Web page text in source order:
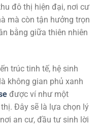
đô thị hiện đại, nơi cư
mà còn tận hưởng trọn
bằng giữa thiên nhiên
trúc tinh tế, hệ sinh
không gian phủ xanh
được ví như một
Đây sẽ là lựa chọn lý
an cư, đầu tư sinh lời